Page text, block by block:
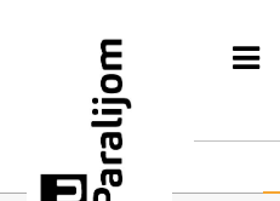
Vizualne
umjetnosti